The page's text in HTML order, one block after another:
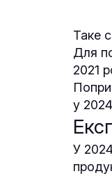
Таке
Для
2021
Попри
у
У